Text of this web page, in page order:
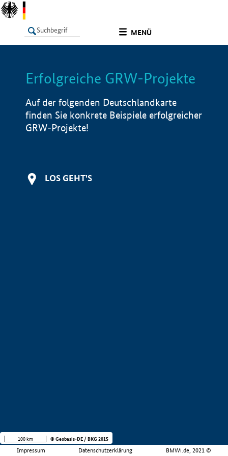
MENÜ
LISTE Info
Erfolgreiche GRW-Projekte
Auf der folgenden Deutschlandkarte
finden Sie konkrete Beispiele erfolgreicher
GRW-Projekte!
LOS GEHT'S
Impressum Datenschutzerklärung BMWi.de, 2021 ©
100 km © Geobasis-DE / BKG 2015